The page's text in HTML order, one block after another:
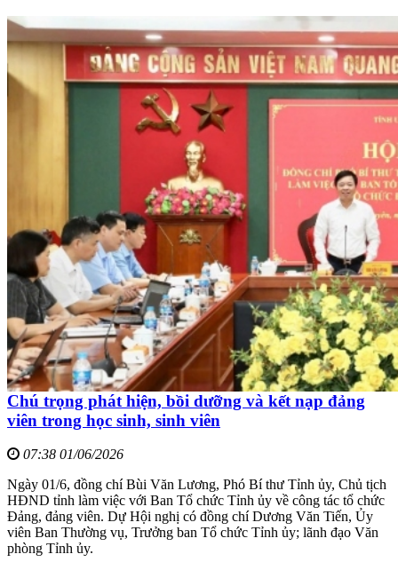
Chú trọng phát hiện, bồi dưỡng và kết nạp đảng
viên trong học sinh, sinh viên
07:38 01/06/2026
Ngày 01/6, đồng chí Bùi Văn Lương, Phó Bí thư Tỉnh ủy, Chủ tịch
HĐND tỉnh làm việc với Ban Tổ chức Tỉnh ủy về công tác tổ chức
Đảng, đảng viên. Dự Hội nghị có đồng chí Dương Văn Tiến, Ủy
viên Ban Thường vụ, Trưởng ban Tổ chức Tỉnh ủy; lãnh đạo Văn
phòng Tỉnh ủy.